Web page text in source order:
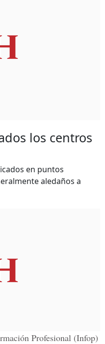
los centros
en puntos
aledaños a
Profesional (Infop)